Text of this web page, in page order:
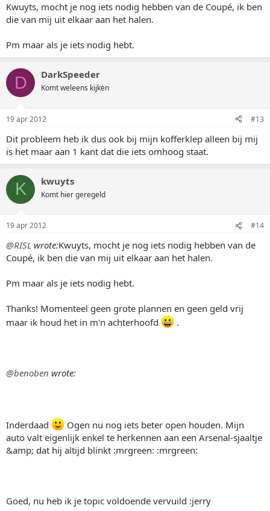
Kwuyts, mocht je nog iets nodig hebben van de Coupé, ik ben
die van mij uit elkaar aan het halen.
Pm maar als je iets nodig hebt.
D DarkSpeeder
Komt weleens kijken
19 apr 2012 #13
Dit probleem heb ik dus ook bij mijn kofferklep alleen bij mij
is het maar aan 1 kant dat die iets omhoog staat.
K kwuyts
Komt hier geregeld
19 apr 2012 #14
@RISL wrote:Kwuyts, mocht je nog iets nodig hebben van de
Coupé, ik ben die van mij uit elkaar aan het halen.
Pm maar als je iets nodig hebt.
Thanks! Momenteel geen grote plannen en geen geld vrij
maar ik houd het in m'n achterhoofd
.
@benoben wrote:
Inderdaad
Ogen nu nog iets beter open houden. Mijn
auto valt eigenlijk enkel te herkennen aan een Arsenal-sjaaltje
&amp; dat hij altijd blinkt :mrgreen: :mrgreen:
Goed, nu heb ik je topic voldoende vervuild :jerry